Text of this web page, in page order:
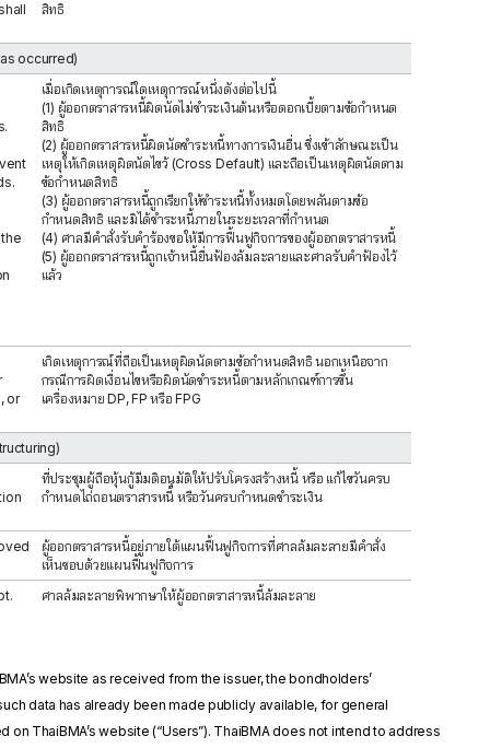
สิทธิ
occurred)
เมื่อเกิดเหตุการณ์ใดเหตุการณ์หนึ่งดังต่อไปนี้
(1) ผู้ออกตราสารหนี้ผิดนัดไม่ชำระเงินต้นหรือดอกเบี้ยตามข้อกำหนด
สิทธิ
(2) ผู้ออกตราสารหนี้ผิดนัดชำระหนี้ทางการเงินอื่น ซึ่งเข้าลักษณะเป็น
เหตุให้เกิดเหตุผิดนัดไขว้ (Cross Default) และถือเป็นเหตุผิดนัดตาม
ข้อกำหนดสิทธิ
(3) ผู้ออกตราสารหนี้ถูกเรียกให้ชำระหนี้ทั้งหมดโดยพลันตามข้อ
กำหนดสิทธิ และมิได้ชำระหนี้ภายในระยะเวลาที่กำหนด
(4) ศาลมีคำสั่งรับคำร้องขอให้มีการฟื้นฟูกิจการของผู้ออกตราสารหนี้
(5) ผู้ออกตราสารหนี้ถูกเจ้าหนี้ยื่นฟ้องล้มละลายและศาลรับคำฟ้องไว้
แล้ว
or
เกิดเหตุการณ์ที่ถือเป็นเหตุผิดนัดตามข้อกำหนดสิทธิ นอกเหนือจาก
กรณีการผิดเงื่อนไขหรือผิดนัดชำระหนี้ตามหลักเกณฑ์การขึ้น
เครื่องหมาย DP, FP หรือ FPG
ที่ประชุมผู้ถือหุ้นกู้มีมติอนุมัติให้ปรับโครงสร้างหนี้ หรือ แก้ไขวันครบ
กำหนดไถ่ถอนตราสารหนี้ หรือวันครบกำหนดชำระเงิน
ผู้ออกตราสารหนี้อยู่ภายใต้แผนฟื้นฟูกิจการที่ศาลล้มละลายมีคำสั่ง
เห็นชอบด้วยแผนฟื้นฟูกิจการ
ศาลล้มละลายพิพากษาให้ผู้ออกตราสารหนี้ล้มละลาย
website as received from the issuer, the bondholders’
data has already been made publicly available, for general
ThaiBMA’s website (“Users”). ThaiBMA does not intend to address